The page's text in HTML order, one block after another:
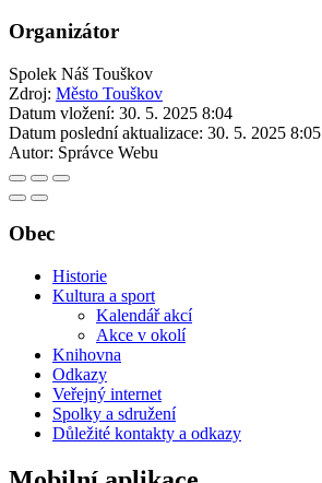
Organizátor
Spolek Náš Touškov
Zdroj: Město Touškov
Datum vložení: 30. 5. 2025 8:04
Datum poslední aktualizace: 30. 5. 2025 8:05
Autor: Správce Webu
Obec
Historie
Kultura a sport
Kalendář akcí
Akce v okolí
Knihovna
Odkazy
Veřejný internet
Spolky a sdružení
Důležité kontakty a odkazy